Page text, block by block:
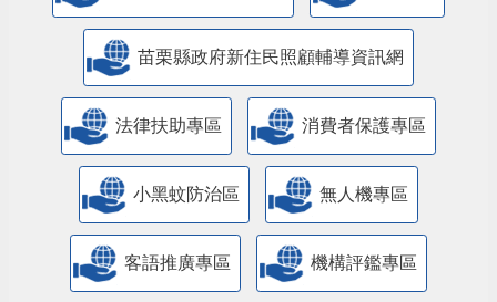
苗栗縣政府新住民照顧輔導資訊網
法律扶助專區 消費者保護專區
小黑蚊防治區 無人機專區
客語推廣專區 機構評鑑專區